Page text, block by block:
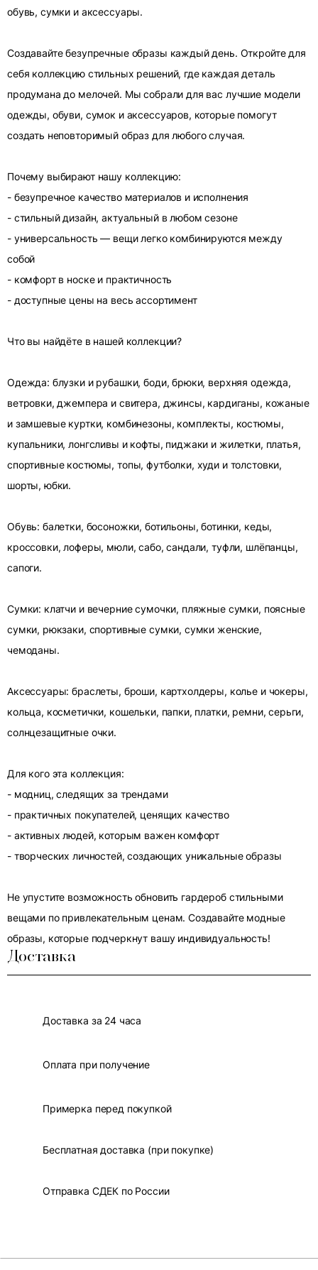
обувь, сумки и аксессуары.
Создавайте безупречные образы каждый день. Откройте для
себя коллекцию стильных решений, где каждая деталь
продумана до мелочей. Мы собрали для вас лучшие модели
одежды, обуви, сумок и аксессуаров, которые помогут
создать неповторимый образ для любого случая.
Почему выбирают нашу коллекцию:
- безупречное качество материалов и исполнения
- стильный дизайн, актуальный в любом сезоне
- универсальность — вещи легко комбинируются между
собой
- комфорт в носке и практичность
- доступные цены на весь ассортимент
Что вы найдёте в нашей коллекции?
Одежда: блузки и рубашки, боди, брюки, верхняя одежда,
ветровки, джемпера и свитера, джинсы, кардиганы, кожаные
и замшевые куртки, комбинезоны, комплекты, костюмы,
купальники, лонгсливы и кофты, пиджаки и жилетки, платья,
спортивные костюмы, топы, футболки, худи и толстовки,
шорты, юбки.
Обувь: балетки, босоножки, ботильоны, ботинки, кеды,
кроссовки, лоферы, мюли, сабо, сандали, туфли, шлёпанцы,
сапоги.
Сумки: клатчи и вечерние сумочки, пляжные сумки, поясные
сумки, рюкзаки, спортивные сумки, сумки женские,
чемоданы.
Аксессуары: браслеты, броши, картхолдеры, колье и чокеры,
кольца, косметички, кошельки, папки, платки, ремни, серьги,
солнцезащитные очки.
Для кого эта коллекция:
- модниц, следящих за трендами
- практичных покупателей, ценящих качество
- активных людей, которым важен комфорт
- творческих личностей, создающих уникальные образы
Не упустите возможность обновить гардероб стильными
вещами по привлекательным ценам. Создавайте модные
образы, которые подчеркнут вашу индивидуальность!
Доставка
Доставка за 24 часа
Оплата при получение
Примерка перед покупкой
Бесплатная доставка (при покупке)
Отправка СДЕК по России